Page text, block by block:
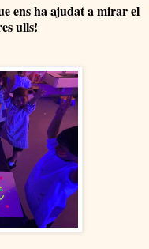
ens ha ajudat a mirar el
ulls!